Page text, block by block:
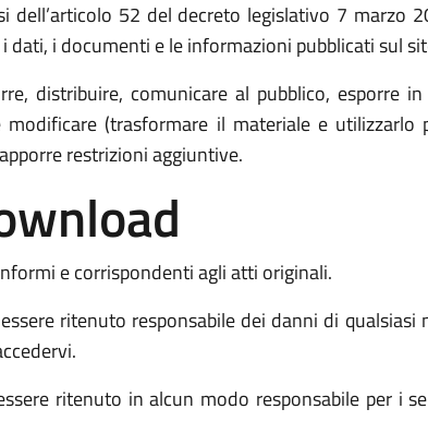
dell’articolo 52 del decreto legislativo 7 marzo
i documenti e le informazioni pubblicati sul
distribuire, comunicare al pubblico, esporre
(trasformare il materiale e utilizzarlo
restrizioni aggiuntive.
e corrispondenti agli atti originali.
ritenuto responsabile dei danni di
ritenuto in alcun modo responsabile per i